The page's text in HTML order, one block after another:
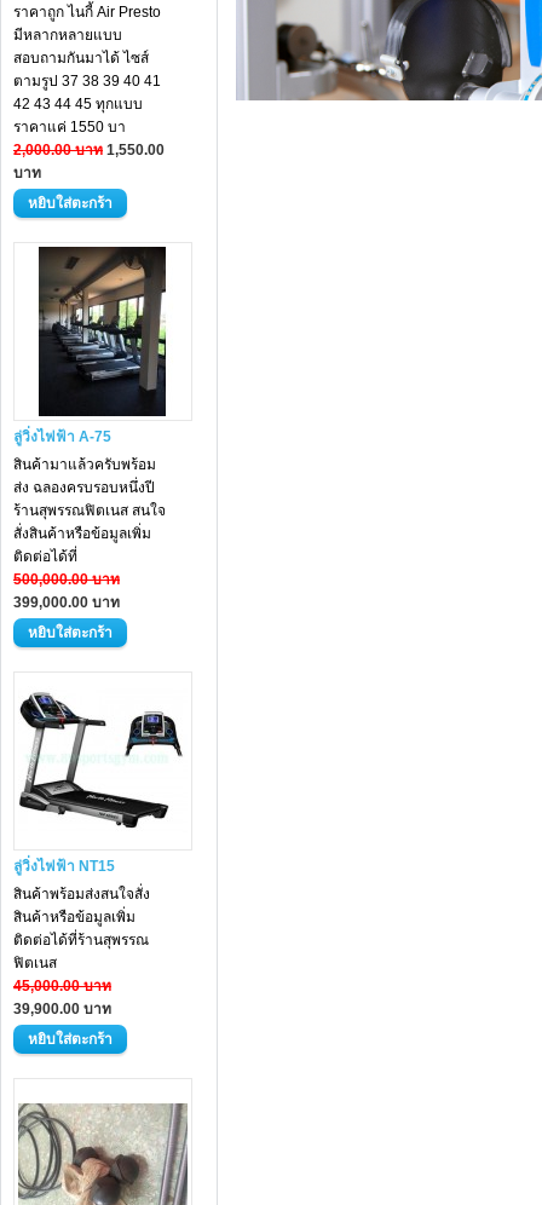
ราคาถูก ไนกี้ Air Presto
มีหลากหลายแบบ
สอบถามกันมาได้ ไซส์
ตามรูป 37 38 39 40 41
42 43 44 45 ทุกแบบ
ราคาแค่ 1550 บา
2,000.00 บาท 1,550.00
บาท
ลู่วิ่งไฟฟ้า A-75
สินค้ามาแล้วครับพร้อม
ส่ง ฉลองครบรอบหนึ่งปี
ร้านสุพรรณฟิตเนส สนใจ
สั่งสินค้าหรือข้อมูลเพิ่ม
ติดต่อได้ที่
500,000.00 บาท
399,000.00 บาท
ลู่วิ่งไฟฟ้า NT15
สินค้าพร้อมส่งสนใจสั่ง
สินค้าหรือข้อมูลเพิ่ม
ติดต่อได้ที่ร้านสุพรรณ
ฟิตเนส
45,000.00 บาท
39,900.00 บาท